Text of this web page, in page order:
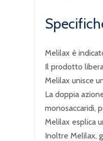
Melilax è
Il prodotto
Melilax unisce
La doppia
monosaccaridi,
Melilax esplica
Inoltre Melilax,